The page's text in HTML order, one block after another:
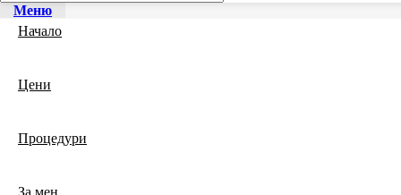
Меню
Начало
Цени
Процедури
За мен